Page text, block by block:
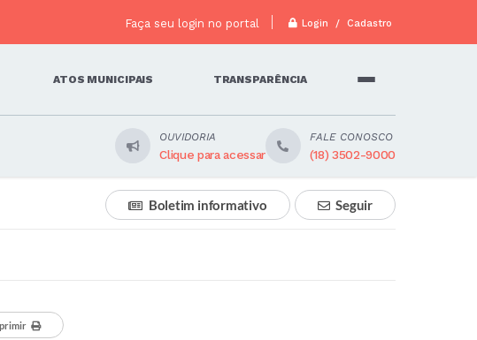
Faça seu login no portal Login / Cadastro
ATOS MUNICIPAIS TRANSPARÊNCIA
OUVIDORIA
Clique para acessar
FALE CONOSCO
(18) 3502-9000
Seguir
Boletim informativo